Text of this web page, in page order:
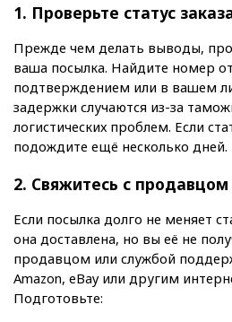
1. Проверьте статус
Прежде чем делать выводы,
ваша посылка. Найдите номер
подтверждением или в вашем
задержки случаются из-за
логистических проблем. Если
подождите ещё несколько дней.
2. Свяжитесь с
Если посылка долго не меняет
она доставлена, но вы её не
продавцом или службой
Amazon, eBay или другим
Подготовьте: